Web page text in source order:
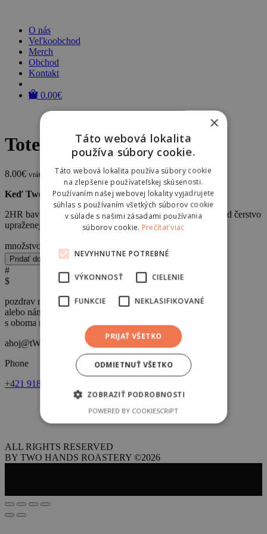
O nás
Veľkoobchod
Merch
Obchod
Kontakt
0.00€
Tote bag 2HR
8.00€ vrátane DPH
Keď Two Hands nestačia.
2HR bavlnená taška, ktorá unesie všetko, čo potrebuješ – od čerstvo
upraženej kávy až po cool tašku do mesta.
množstvo Tote bag 2HR
Pridať do košíka
#
$
pozdrav nás v prešove,
alebo nám napíš
s oboma rukami n
ahoj@tW
Phone
+421 918 835 952
Reklamačný poriadok
Ochrana osobných údajov
ALL RIGHTS RESERVED
BY TWO HANDS ROASTERY ©2026
×
Táto webová lokalita
používa súbory cookie.
Táto webová lokalita používa súbory cookie
na zlepšenie používateľskej skúsenosti.
Používaním našej webovej lokality vyjadrujete
súhlas s používaním všetkých súborov cookie
v súlade s našimi zásadami používania
súborov cookie. Prečítať viac
NEVYHNUTNE POTREBNÉ
VÝKONNOSŤ CIELENIE
FUNKCIE NEKLASIFIKOVANÉ
PRIJAŤ VŠETKO
ODMIETNUŤ VŠETKO
ZOBRAZIŤ PODROBNOSTI
POWERED BY COOKIESCRIPT